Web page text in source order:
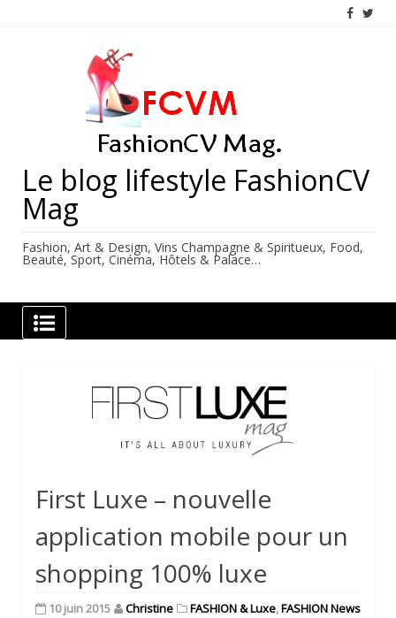
Le blog lifestyle FashionCV
Mag
Fashion, Art & Design, Vins Champagne & Spiritueux, Food,
Beauté, Sport, Cinéma, Hôtels & Palace…
First Luxe – nouvelle
application mobile pour un
shopping 100% luxe
10 juin 2015 Christine FASHION & Luxe,FASHION News